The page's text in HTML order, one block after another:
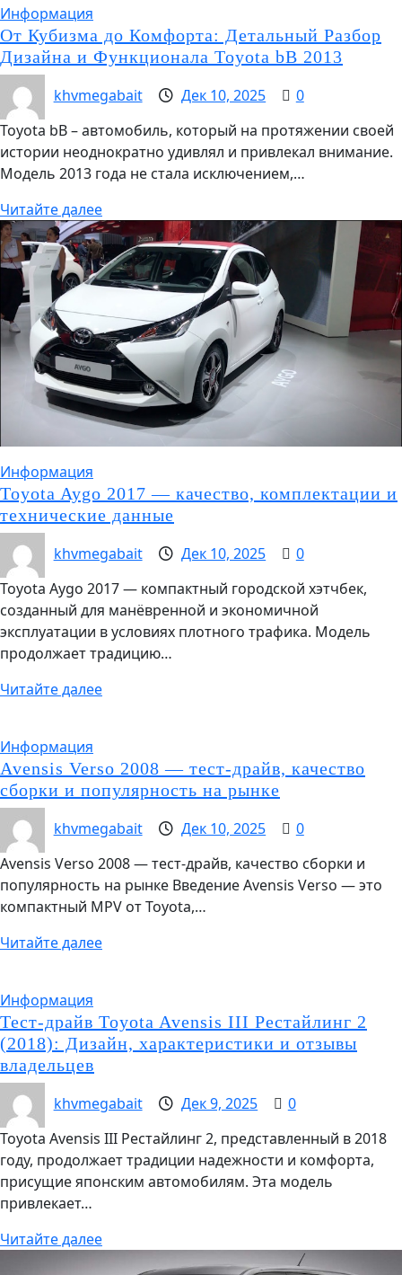
Информация
От Кубизма до Комфорта: Детальный Разбор
Дизайна и Функционала Toyota bB 2013
khvmegabait
Дек 10, 2025
0
Toyota bB – автомобиль, который на протяжении своей
истории неоднократно удивлял и привлекал внимание.
Модель 2013 года не стала исключением,…
Читайте далее
Информация
Toyota Aygo 2017 — качество, комплектации и
технические данные
khvmegabait
Дек 10, 2025
0
Toyota Aygo 2017 — компактный городской хэтчбек,
созданный для манёвренной и экономичной
эксплуатации в условиях плотного трафика. Модель
продолжает традицию…
Читайте далее
Информация
Avensis Verso 2008 — тест-драйв, качество
сборки и популярность на рынке
khvmegabait
Дек 10, 2025
0
Avensis Verso 2008 — тест‑драйв, качество сборки и
популярность на рынке Введение Avensis Verso — это
компактный MPV от Toyota,…
Читайте далее
Информация
Тест-драйв Toyota Avensis III Рестайлинг 2
(2018): Дизайн, характеристики и отзывы
владельцев
khvmegabait
Дек 9, 2025
0
Toyota Avensis III Рестайлинг 2, представленный в 2018
году, продолжает традиции надежности и комфорта,
присущие японским автомобилям. Эта модель
привлекает…
Читайте далее